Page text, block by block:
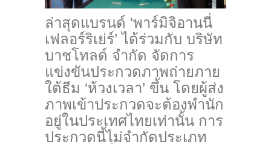
ล่าสุดแบรนด์ ‘พาร์มิจิอานนี่
เฟลอร์ริเย่ร์’ ได้ร่วมกับ บริษัท
บาชโทลด์ จำกัด จัดการ
แข่งขันประกวดภาพถ่ายภาย
ใต้ธีม ‘ห้วงเวลา’ ขึ้น โดยผู้ส่ง
ภาพเข้าประกวดจะต้องพำนัก
อยู่ในประเทศไทยเท่านั้น การ
ประกวดนี้ไม่จำกัดประเภท